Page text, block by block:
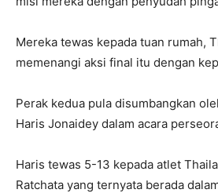
Mereka tewas kepada tuan rumah,
memenangi aksi final itu dengan
Perak kedua pula disumbangkan
Haris Jonaidey dalam acara
Haris tewas 5-13 kepada atlet
Ratchata yang ternyata berada